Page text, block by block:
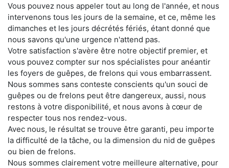
Vous pouvez nous appeler tout au long de l'année, et nous
intervenons tous les jours de la semaine, et ce, même les
dimanches et les jours décrétés fériés, étant donné que
nous savons qu'une urgence n'attend pas.
Votre satisfaction s'avère être notre objectif premier, et
vous pouvez compter sur nos spécialistes pour anéantir
les foyers de guêpes, de frelons qui vous embarrassent.
Nous sommes sans conteste conscients qu'un souci de
guêpes ou de frelons peut être dangereux, aussi, nous
restons à votre disponibilité, et nous avons à cœur de
respecter tous nos rendez-vous.
Avec nous, le résultat se trouve être garanti, peu importe
la difficulté de la tâche, ou la dimension du nid de guêpes
ou bien de frelons.
Nous sommes clairement votre meilleure alternative, pour